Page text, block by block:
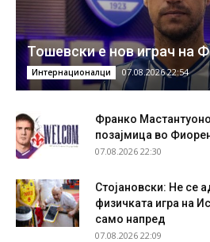
Тошевски е нов играч на
Интернационалци 07.08.2026 22:54
Франко
позајмица во
07.08.2026 22:30
Стојановски: Не се
физичката игра на
само напред
07.08.2026 22:09